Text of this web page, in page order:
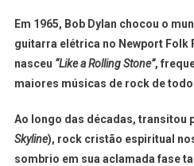
Em 1965, Bob Dylan chocou o
guitarra elétrica no Newport Folk
nasceu “Like a Rolling Stone”,
maiores músicas de rock de
Ao longo das décadas, transitou
Skyline), rock cristão espiritual
sombrio em sua aclamada fase